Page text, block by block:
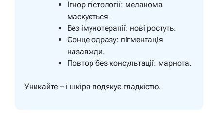
Ігнор гістології: меланома
маскується.
Без імунотерапії: нові ростуть.
Сонце одразу: пігментація
назавжди.
Повтор без консультації: марнота.
Уникайте – і шкіра подякує гладкістю.